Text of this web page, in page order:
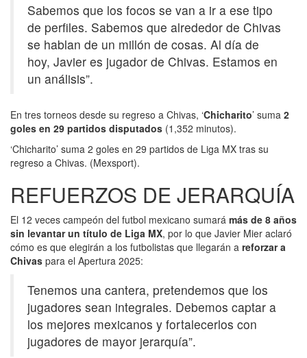
Sabemos que los focos se van a ir a ese tipo
de perfiles. Sabemos que alrededor de Chivas
se hablan de un millón de cosas. Al día de
hoy, Javier es jugador de Chivas. Estamos en
un análisis”.
En tres torneos desde su regreso a Chivas, ‘Chicharito’ suma 2
goles en 29 partidos disputados (1,352 minutos).
‘Chicharito’ suma 2 goles en 29 partidos de Liga MX tras su
regreso a Chivas. (Mexsport).
REFUERZOS DE JERARQUÍA
El 12 veces campeón del futbol mexicano sumará más de 8 años
sin levantar un título de Liga MX, por lo que Javier Mier aclaró
cómo es que elegirán a los futbolistas que llegarán a reforzar a
Chivas para el Apertura 2025:
Tenemos una cantera, pretendemos que los
jugadores sean integrales. Debemos captar a
los mejores mexicanos y fortalecerlos con
jugadores de mayor jerarquía”.